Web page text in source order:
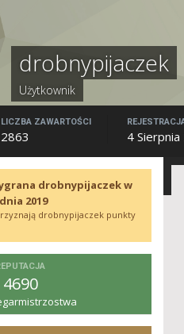
drobnypijaczek
Użytkownik
LICZBA ZAWARTOŚCI
2863 4
drobnypijaczek w
2019
drobnypijaczek punkty
4690